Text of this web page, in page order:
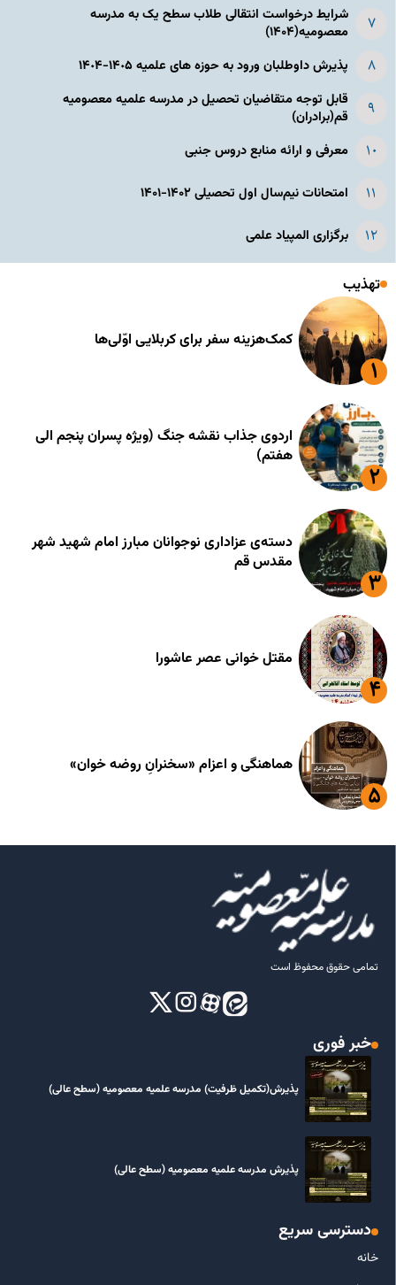
شرایط درخواست انتقالی طلاب سطح یک به مدرسه
معصومیه(۱۴۰۴)
پذیرش داوطلبان ورود به حوزه های علمیه ١۴٠۵-١۴٠۴
قابل توجه متقاضیان تحصیل در مدرسه علمیه معصومیه
قم(برادران)
معرفی و ارائه منابع دروس جنبی
امتحانات نیم‌سال اول تحصیلی ۱۴۰۲-۱۴۰۱
برگزاری المپیاد علمی
تهذیب
کمک‌هزینه سفر برای کربلایی اوّلی‌ها
اردوی جذاب نقشه جنگ (ویژه پسران پنجم الی
هفتم)
دسته‌ی عزاداری نوجوانان مبارز امام شهید شهر
مقدس قم
مقتل خوانی عصر عاشورا
هماهنگی و اعزام «سخنرانِ روضه خوان»
تمامی حقوق محفوظ است
خبر فوری
پذیرش(تکمیل ظرفیت) مدرسه علمیه معصومیه‌ (سطح عالی)
پذیرش مدرسه علمیه معصومیه‌ (سطح عالی)
دسترسی سریع
خانه